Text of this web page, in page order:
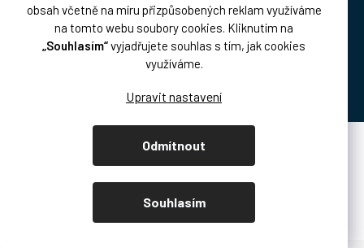
obsah včetně na míru přizpůsobených reklam využíváme
na tomto webu soubory cookies. Kliknutím na
„Souhlasím“vyjadřujete souhlas s tím, jak cookies
využíváme.
Odmítnout
Souhlasím
Platba:
Vytvořil Shoptet Premium
Copyright 2026 . Všechna práva vyhrazena.
Upravit nastavení cookies